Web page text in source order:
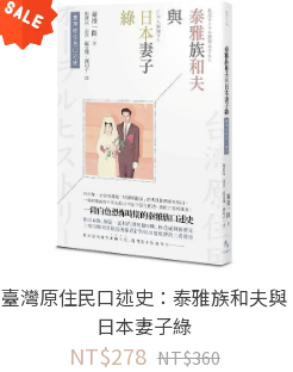
臺灣原住民口述史：泰雅族和夫與
日本妻子綠
NT$278 NT$360